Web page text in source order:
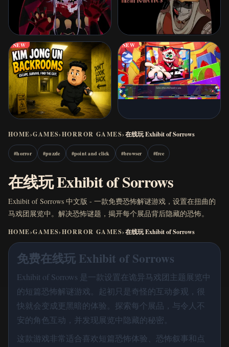
NEW NEW
HOME›GAMES›HORROR GAMES›在线玩 Exhibit of Sorrows
#horror #puzzle #point and click #browser #free
在线玩 Exhibit of Sorrows
Exhibit of Sorrows 中文版 - 一款免费恐怖解谜游戏，设置在扭曲的
马戏团展览中。解决恐怖谜题，揭开每个展品背后隐藏的恐怖。
HOME›GAMES›HORROR GAMES›在线玩 Exhibit of Sorrows
免费在线玩 Exhibit of Sorrows
Exhibit of Sorrows 是一款设置在诡异马戏团主题展览中
的短篇恐怖解谜游戏。起初只是奇怪的互动参观，很
快就会变成更黑暗的体验。探索每个展品，与令人不
安的角色互动，并发现展览中隐藏的秘密。
这款游戏非常适合喜欢短篇恐怖体验、恐怖叙事和点